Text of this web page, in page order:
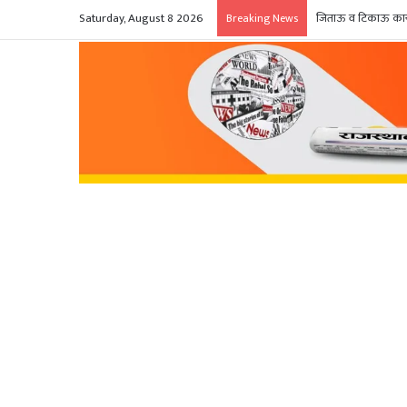
Saturday, August 8 2026 Breaking News जिताऊ व टिकाऊ